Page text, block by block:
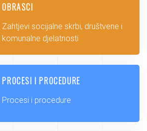
OBRASCI
Zahtjevi socijalne skrbi, društvene i
komunalne djelatnosti
PROCESI I PROCEDURE
Procesi i procedure